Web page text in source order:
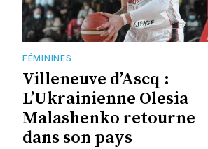
FÉMININES
Villeneuve d’Ascq :
L’Ukrainienne Olesia
Malashenko retourne
dans son pays